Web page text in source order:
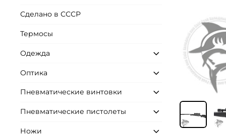
Сделано в СССР
Термосы
Одежда
Оптика
Пневматические винтовки
Пневматические пистолеты
Ножи